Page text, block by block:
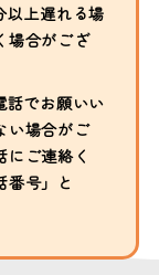
以上遅れる場
場合がござ
話でお願いい
い場合がご
にご連絡く
番号」と